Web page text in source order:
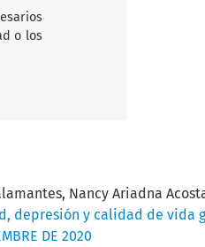
o los
Nancy Ariadna
depresión y calidad de vida
DE 2020